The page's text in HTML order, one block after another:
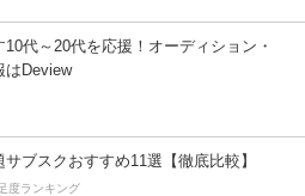
代～20代を応援！オーディション・
はDeview
ブスクおすすめ11選【徹底比較】
度ランキング